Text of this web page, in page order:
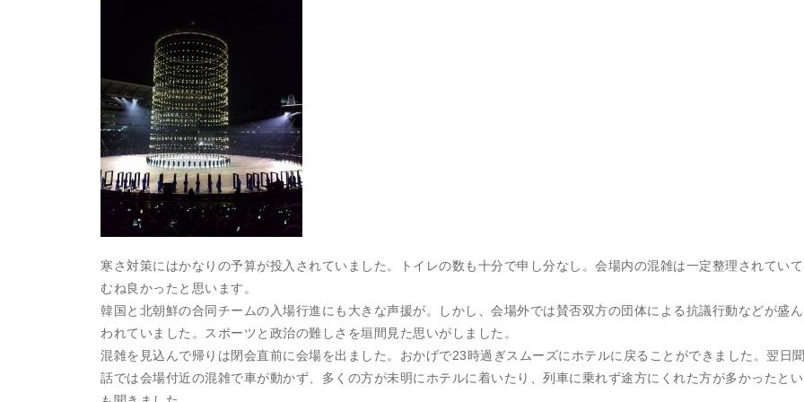
寒さ対策にはかなりの予算が投入されていました。トイレの数も十分で申し分なし。会場内の混雑は一定整理されてい
むね良かったと思います。
韓国と北朝鮮の合同チームの入場行進にも大きな声援が。しかし、会場外では賛否双方の団体による抗議行動などが盛
われていました。スポーツと政治の難しさを垣間見た思いがしました。
混雑を見込んで帰りは閉会直前に会場を出ました。おかげで23時過ぎスムーズにホテルに戻ることができました。翌日
話では会場付近の混雑で車が動かず、多くの方が未明にホテルに着いたり、列車に乗れず途方にくれた方が多かったと